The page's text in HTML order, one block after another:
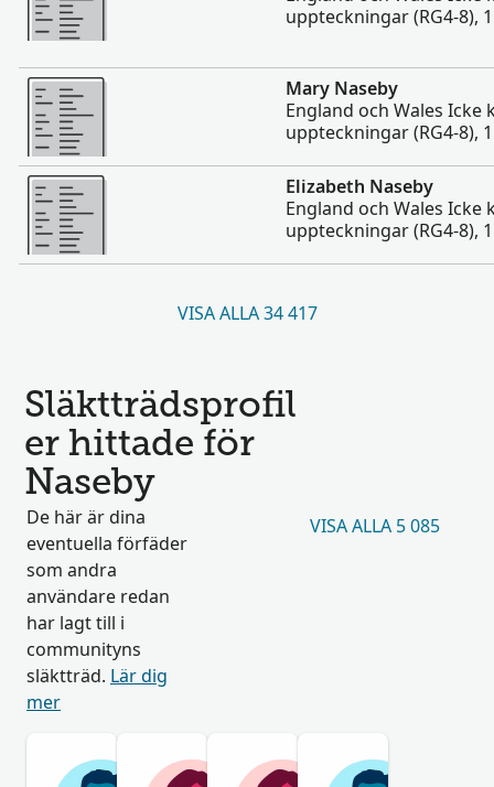
uppteckningar (RG4-8),
Mer
Mary Naseby
England och Wales
uppteckningar (RG4-8),
Mer
Elizabeth Naseby
England och Wales
uppteckningar (RG4-8),
VISA ALLA 34 417
Släktträdsprofil
er hittade för
Naseby
De här är dina
eventuella förfäder
som andra
användare redan
har lagt till i
communityns
släktträd. Lär dig
mer
VISA ALLA 5 085